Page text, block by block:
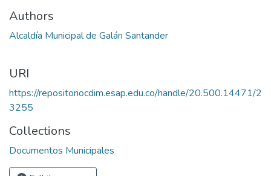
Authors
Alcaldía Municipal de Galán Santander
URI
https://repositoriocdim.esap.edu.co/handle/20.500.14471/2
3255
Collections
Documentos Municipales